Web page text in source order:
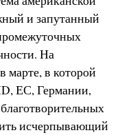
и запутанный
На
марте, в которой
ЕС, Германии,
исчерпывающий